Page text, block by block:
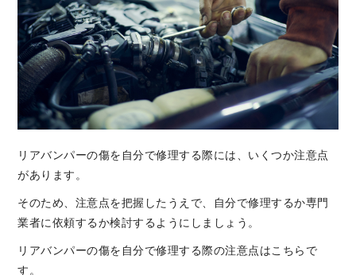
リアバンパーの傷を自分で修理する際には、いくつか注意点
があります。
そのため、注意点を把握したうえで、自分で修理するか専門
業者に依頼するか検討するようにしましょう。
リアバンパーの傷を自分で修理する際の注意点はこちらで
す。